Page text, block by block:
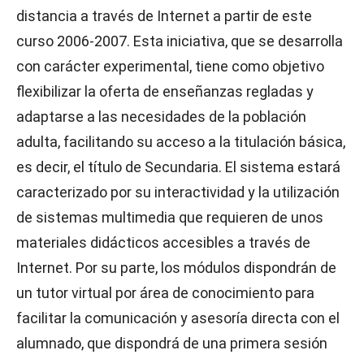
distancia a través de Internet a partir de este
curso 2006-2007. Esta iniciativa, que se desarrolla
con carácter experimental, tiene como objetivo
flexibilizar la oferta de enseñanzas regladas y
adaptarse a las necesidades de la población
adulta, facilitando su acceso a la titulación básica,
es decir, el título de Secundaria. El sistema estará
caracterizado por su interactividad y la utilización
de sistemas multimedia que requieren de unos
materiales didácticos accesibles a través de
Internet. Por su parte, los módulos dispondrán de
un tutor virtual por área de conocimiento para
facilitar la comunicación y asesoría directa con el
alumnado, que dispondrá de una primera sesión